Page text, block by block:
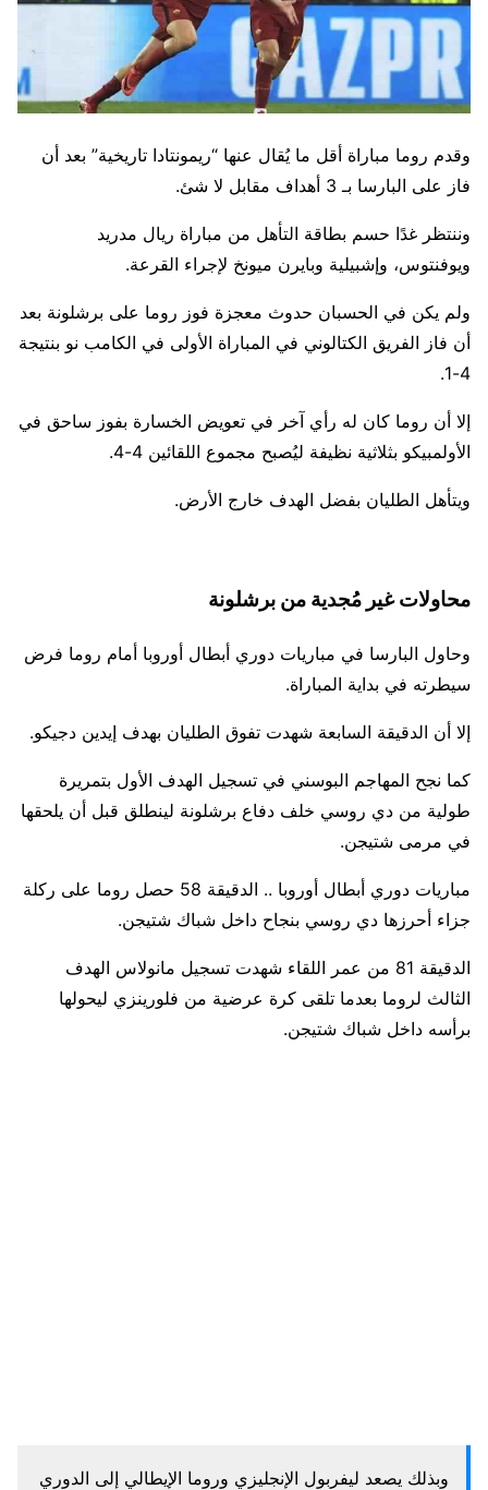
وقدم روما مباراة أقل ما يُقال عنها “ريمونتادا تاريخية” بعد أن
فاز على البارسا بـ 3 أهداف مقابل لا شئ.
وننتظر غدًا حسم بطاقة التأهل من مباراة ريال مدريد
ويوفنتوس، وإشبيلية وبايرن ميونخ لإجراء القرعة.
ولم يكن في الحسبان حدوث معجزة فوز روما على برشلونة بعد
أن فاز الفريق الكتالوني في المباراة الأولى في الكامب نو بنتيجة
4-1.
إلا أن روما كان له رأي آخر في تعويض الخسارة بفوز ساحق في
الأولمبيكو بثلاثية نظيفة ليُصبح مجموع اللقائين 4-4.
ويتأهل الطليان بفضل الهدف خارج الأرض.
محاولات غير مُجدية من برشلونة
وحاول البارسا في مباريات دوري أبطال أوروبا أمام روما فرض
سيطرته في بداية المباراة.
إلا أن الدقيقة السابعة شهدت تفوق الطليان بهدف إيدين دجيكو.
كما نجح المهاجم البوسني في تسجيل الهدف الأول بتمريرة
طولية من دي روسي خلف دفاع برشلونة لينطلق قبل أن يلحقها
في مرمى شتيجن.
مباريات دوري أبطال أوروبا .. الدقيقة 58 حصل روما على ركلة
جزاء أحرزها دي روسي بنجاح داخل شباك شتيجن.
الدقيقة 81 من عمر اللقاء شهدت تسجيل مانولاس الهدف
الثالث لروما بعدما تلقى كرة عرضية من فلورينزي ليحولها
برأسه داخل شباك شتيجن.
وبذلك يصعد ليفربول الإنجليزي وروما الإيطالي إلى الدوري